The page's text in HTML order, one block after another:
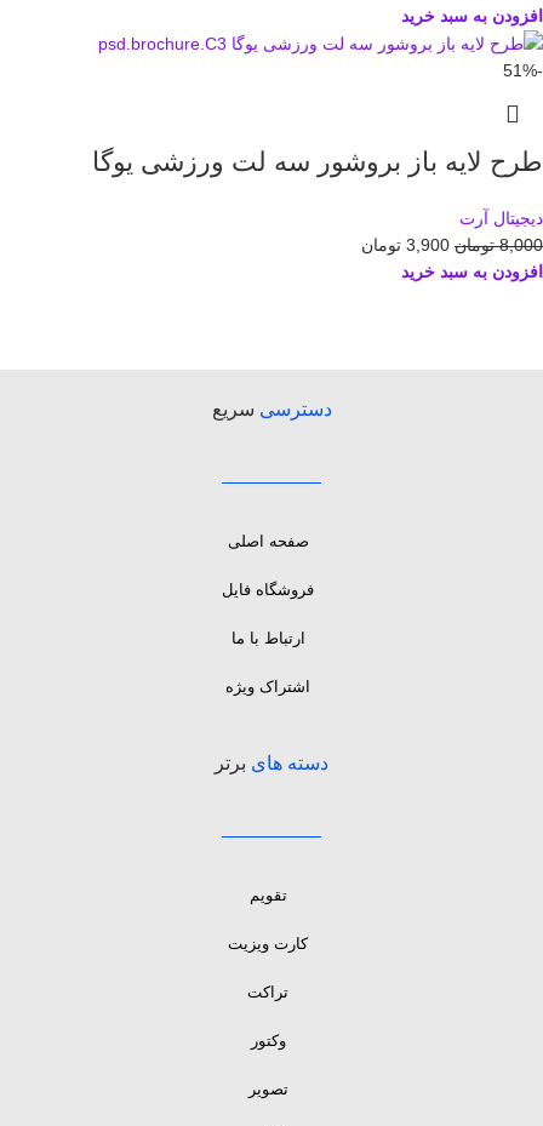
افزودن به سبد خرید
-51%
طرح لايه باز بروشور سه لت ورزشی یوگا
دیجیتال آرت
8,000 تومان 3,900 تومان
افزودن به سبد خرید
دسترسی سریع
صفحه اصلی
فروشگاه فایل
ارتباط با ما
اشتراک ویژه
دسته های برتر
تقویم
کارت ویزیت
تراکت
وکتور
تصویر